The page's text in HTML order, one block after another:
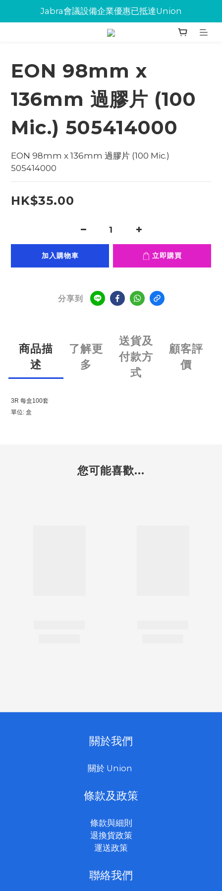
Jabra會議設備企業優惠已抵達Union
Jabra會議設備企業優惠已抵達Union
環保碳粉歡迎大量下單
EON 98mm x
136mm 過膠片 (100
Mic.) 505414000
EON 98mm x 136mm 過膠片 (100 Mic.)
505414000
HK$35.00
加入購物車 立即購買
分享到
商品描
述
了解更
多
送貨及
付款方
式
顧客評
價
3R 每盒100套
單位: 盒
您可能喜歡...
關於我們
關於 Union
條款及政策
條款與細則
退換貨政策
運送政策
聯絡我們